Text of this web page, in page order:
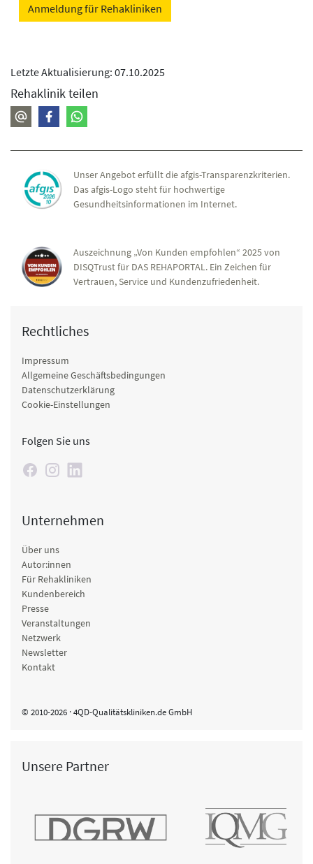
Anmeldung für Rehakliniken
Letzte Aktualisierung: 07.10.2025
Rehaklinik teilen
Unser Angebot erfüllt die afgis-Transparenzkriterien.
Das afgis-Logo steht für hochwertige
Gesundheitsinformationen im Internet.
Auszeichnung „Von Kunden empfohlen“ 2025 von
DISQTrust für DAS REHAPORTAL. Ein Zeichen für
Vertrauen, Service und Kundenzufriedenheit.
Rechtliches
Impressum
Allgemeine Geschäftsbedingungen
Datenschutzerklärung
Cookie-Einstellungen
Folgen Sie uns
Unternehmen
Über uns
Autor:innen
Für Rehakliniken
Kundenbereich
Presse
Veranstaltungen
Netzwerk
Newsletter
Kontakt
© 2010-2026 · 4QD-Qualitätskliniken.de GmbH
Unsere Partner